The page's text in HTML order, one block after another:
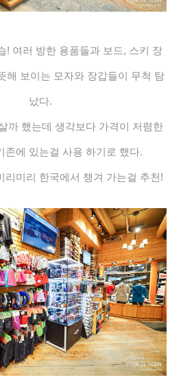
! 여러 방한 용품들과 보드, 스키 장
해 보이는 모자와 장갑들이 무척 탐
났다.
까 했는데 생각보다 가격이 저렴한
존에 있는걸 사용 하기로 했다.
리미리 한국에서 챙겨 가는걸 추천!